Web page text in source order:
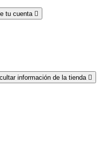
tu cuenta 
información de la tienda 